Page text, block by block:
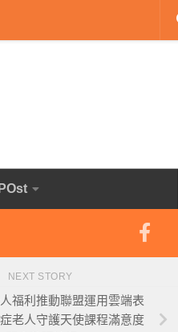
NEXT STORY
福利推動聯盟運用雲端表
老人守護天使課程滿意度